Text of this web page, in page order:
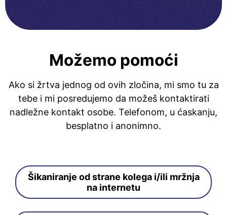
Možemo pomoći
Ako si žrtva jednog od ovih zločina, mi smo tu za
tebe i mi posredujemo da možeš kontaktirati
nadležne kontakt osobe. Telefonom, u ćaskanju,
besplatno i anonimno.
Šikaniranje od strane kolega i/ili mržnja
na internetu